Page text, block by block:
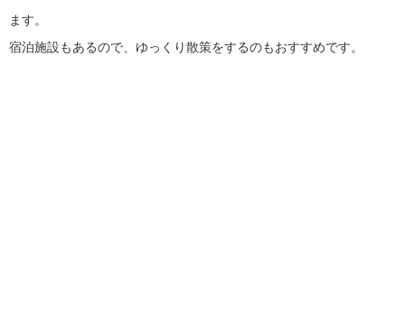
ます。
宿泊施設もあるので、ゆっくり散策をするのもおすすめです。